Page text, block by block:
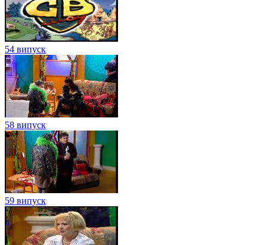
54 випуск
58 випуск
59 випуск